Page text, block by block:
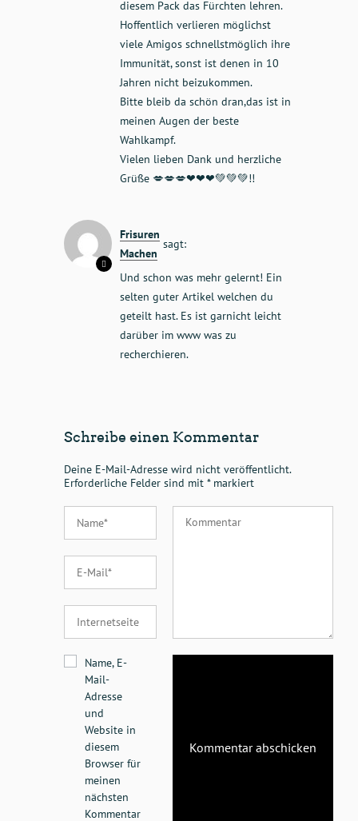
diesem Pack das Fürchten lehren.
Hoffentlich verlieren möglichst
viele Amigos schnellstmöglich ihre
Immunität, sonst ist denen in 10
Jahren nicht beizukommen.
Bitte bleib da schön dran,das ist in
meinen Augen der beste
Wahlkampf.
Vielen lieben Dank und herzliche
Grüße 💋💋💋❤❤❤💚💚💚!!
Frisuren
Machen
sagt:
Und schon was mehr gelernt! Ein
selten guter Artikel welchen du
geteilt hast. Es ist garnicht leicht
darüber im www was zu
recherchieren.
Schreibe einen Kommentar
Deine E-Mail-Adresse wird nicht veröffentlicht.
Erforderliche Felder sind mit *markiert
Name, E-
Mail-
Adresse
und
Website in
diesem
Browser für
meinen
nächsten
Kommentar